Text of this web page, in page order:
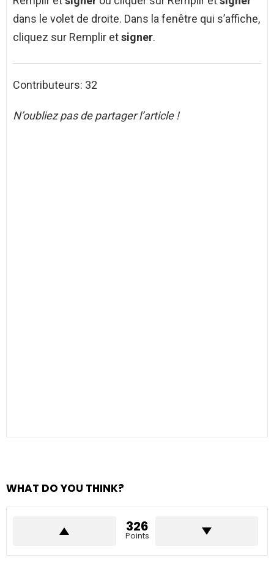
dans le volet de droite. Dans la fenêtre qui s’affiche,
cliquez sur Remplir etsigner.
Contributeurs: 32
N’oubliez pas de partager l’article !
WHAT DO YOU THINK?
326
Points